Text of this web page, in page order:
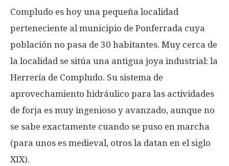
Compludo es hoy una pequeña localidad
perteneciente al municipio de Ponferrada cuya
población no pasa de 30 habitantes. Muy cerca de
la localidad se sitúa una antigua joya industrial: la
Herrería de Compludo. Su sistema de
aprovechamiento hidráulico para las actividades
de forja es muy ingenioso y avanzado, aunque no
se sabe exactamente cuando se puso en marcha
(para unos es medieval, otros la datan en el siglo
XIX).